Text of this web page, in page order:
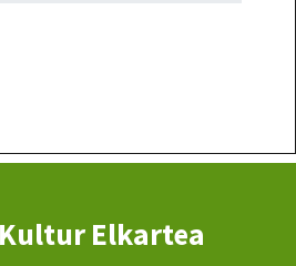
Elkartea